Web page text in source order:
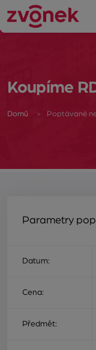
Koupíme
Domů Poptávané
Parametry
Datum:
Cena:
Předmět: